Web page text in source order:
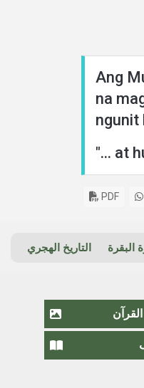
Ang
na
ngunit
"... at
PDF
البقرة التاريخ الهجري